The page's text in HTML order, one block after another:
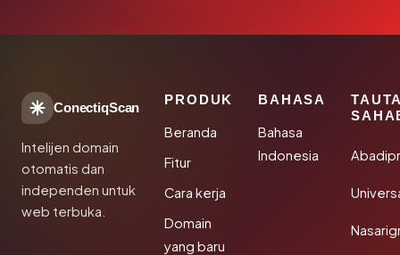
ConectiqScan
Intelijen domain
otomatis dan
independen untuk
web terbuka.
PRODUK
Beranda
Fitur
Cara kerja
Domain
yang baru
BAHASA
Bahasa
Indonesia